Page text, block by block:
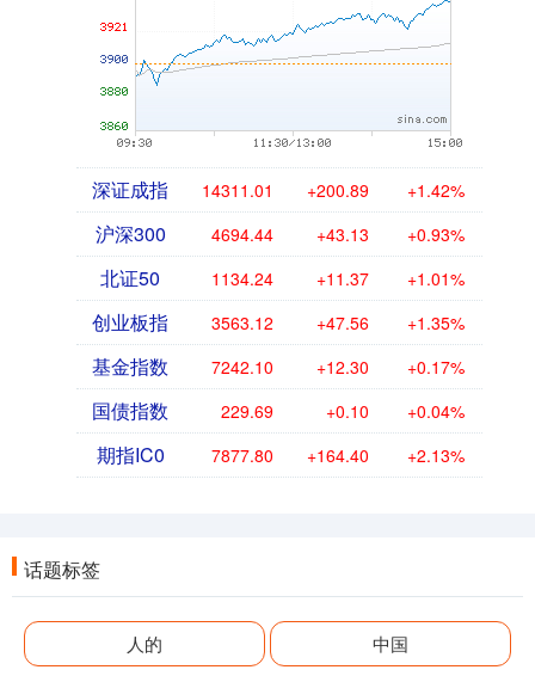
深证成指 14311.01 +200.89 +1.42%
沪深300 4694.44 +43.13 +0.93%
北证50 1134.24 +11.37 +1.01%
创业板指 3563.12 +47.56 +1.35%
基金指数 7242.10 +12.30 +0.17%
国债指数 229.69 +0.10 +0.04%
期指IC0 7877.80 +164.40 +2.13%
话题标签
人的 中国